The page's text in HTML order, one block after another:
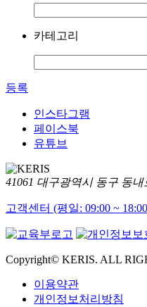
카테고리
등록
인스타그램
페이스북
유튜브
41061 대구광역시 동구 동내
고객센터 (평일: 09:00 ~
Copyright© KERIS. ALL
이용약관
개인정보처리방침